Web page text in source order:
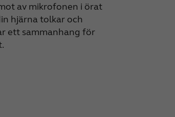
av mikrofonen i örat
hjärna tolkar och
ett sammanhang för